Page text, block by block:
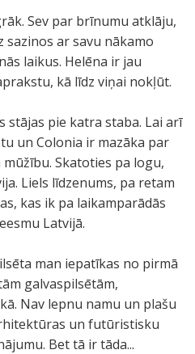
Sev par brīnumu atklāju,
sazinos ar savu nākamo
laikus. Helēna ir jau
kā līdz viņai nokļūt.
stājas pie katra staba. Lai arī
un Colonia ir mazāka par
Skatoties pa logu,
Liels līdzenums, pa retam
kas ik pa laikamparādās
Latvijā.
man iepatīkas no pirmā
galvaspilsētām,
Nav lepnu namu un plašu
un futūristisku
Bet tā ir tāda...